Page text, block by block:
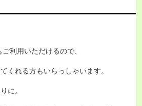
利用いただけるので、
くれる方もいらっしゃいます。
に。